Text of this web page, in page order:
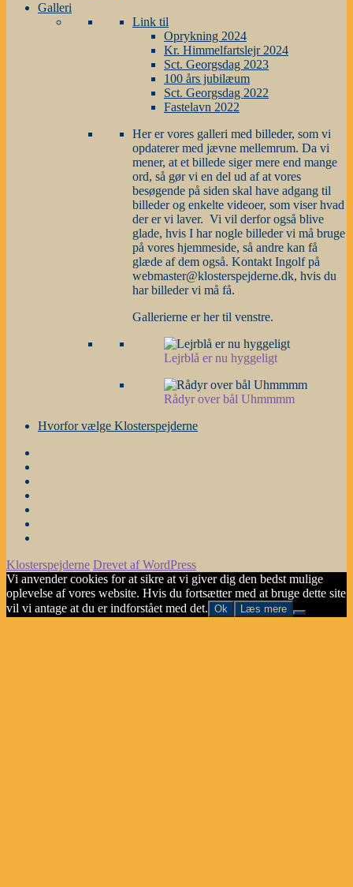
Galleri
Link til
Oprykning 2024
Kr. Himmelfartslejr 2024
Sct. Georgsdag 2023
100 års jubilæum
Sct. Georgsdag 2022
Fastelavn 2022
Her er vores galleri med billeder, som vi
opdaterer med jævne mellemrum. Da vi
mener, at et billede siger mere end mange
ord, så gør vi en del ud af at vores
besøgende på siden skal have adgang til
billeder og enkelte videoer, som viser hvad
der er vi laver. Vi vil derfor også blive
glade, hvis I har nogle billeder vi må bruge
på vores hjemmeside, så andre kan få
glæde af dem også. Kontakt Ingolf på
webmaster@klosterspejderne.dk, hvis du
har billeder vi må få.
Gallerierne er her til venstre.
Lejrblå er nu hyggeligt
Rådyr over bål Uhmmmm
Hvorfor vælge Klosterspejderne
Klosterspejderne
Klosterspejderne Drevet af WordPress
Vi anvender cookies for at sikre at vi giver dig den bedst mulige
oplevelse af vores website. Hvis du fortsætter med at bruge dette site
vil vi antage at du er indforstået med det. Ok Læs mere